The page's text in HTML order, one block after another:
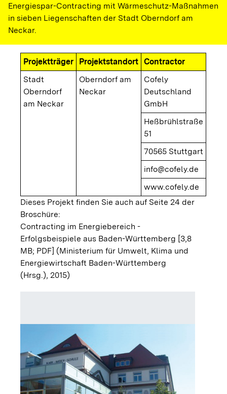
Energiespar-Contracting mit Wärmeschutz-Maßnahmen
in sieben Liegenschaften der Stadt Oberndorf am
Neckar.
Projektträger Projektstandort Contractor
Stadt
Oberndorf
am Neckar
Oberndorf am
Neckar
Cofely
Deutschland
GmbH
Heßbrühlstraße
51
70565 Stuttgart
info@cofely.de
www.cofely.de
Dieses Projekt finden Sie auch auf Seite 24 der
Broschüre:
Contracting im Energiebereich -
Erfolgsbeispiele aus Baden-Württemberg [3,8
MB; PDF] (Ministerium für Umwelt, Klima und
Energiewirtschaft Baden-Württemberg
(Hrsg.), 2015)